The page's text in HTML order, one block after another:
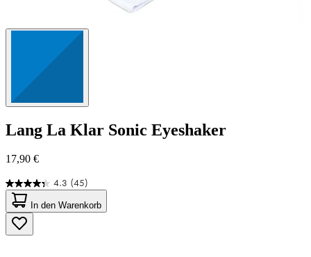
Lang La Klar Sonic Eyeshaker
17,90 €
4.3 (45)
4.3
von
5
Sternen.
45
In den Warenkorb